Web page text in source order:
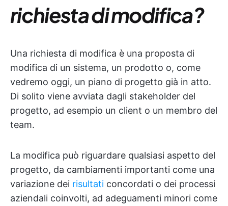
richiesta di modifica?
Una richiesta di modifica è una proposta di
modifica di un sistema, un prodotto o, come
vedremo oggi, un piano di progetto già in atto.
Di solito viene avviata dagli stakeholder del
progetto, ad esempio un client o un membro del
team.
La modifica può riguardare qualsiasi aspetto del
progetto, da cambiamenti importanti come una
variazione dei risultati concordati o dei processi
aziendali coinvolti, ad adeguamenti minori come